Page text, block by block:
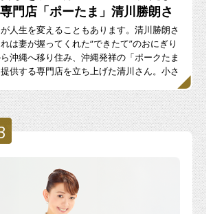
門店「ポーたま」清川勝朗さ
人生を変えることもあります。清川勝朗さ
は妻が握ってくれた“できたて”のおにぎり
沖縄へ移り住み、沖縄発祥の「ポークたま
供する専門店を立ち上げた清川さん。小さ